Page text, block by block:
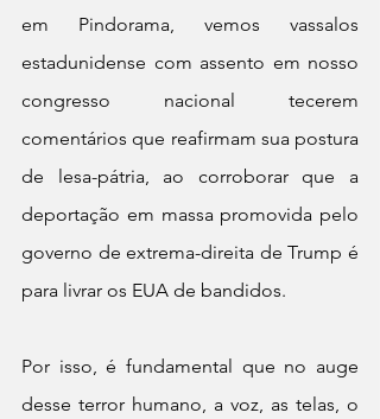
em Pindorama, vemos vassalos
estadunidense com assento em nosso
congresso nacional tecerem
comentários que reafirmam sua postura
de lesa-pátria, ao corroborar que a
deportação em massa promovida pelo
governo de extrema-direita de Trump é
para livrar os EUA de bandidos.
Por isso, é fundamental que no auge
desse terror humano, a voz, as telas, o